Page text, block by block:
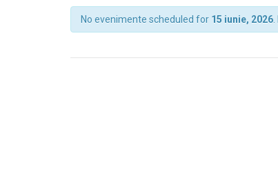
No evenimente scheduled for 15 iunie, 2026